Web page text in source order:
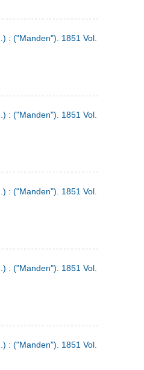
: ("Manden"). 1851 Vol. 2 Nr. 1
: ("Manden"). 1851 Vol. 1 Nr. 10
: ("Manden"). 1851 Vol. 1 Nr. 3
: ("Manden"). 1851 Vol. 2 Nr. 4
: ("Manden"). 1851 Vol. 2 Nr. 6